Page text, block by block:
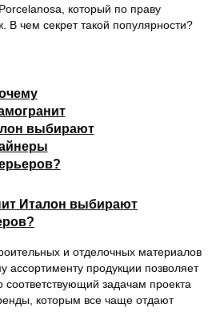
который по праву
В чем секрет такой популярности?
Италон выбирают
и отделочных материалов
ассортименту продукции позволяет
задачам проекта
которым все чаще отдают